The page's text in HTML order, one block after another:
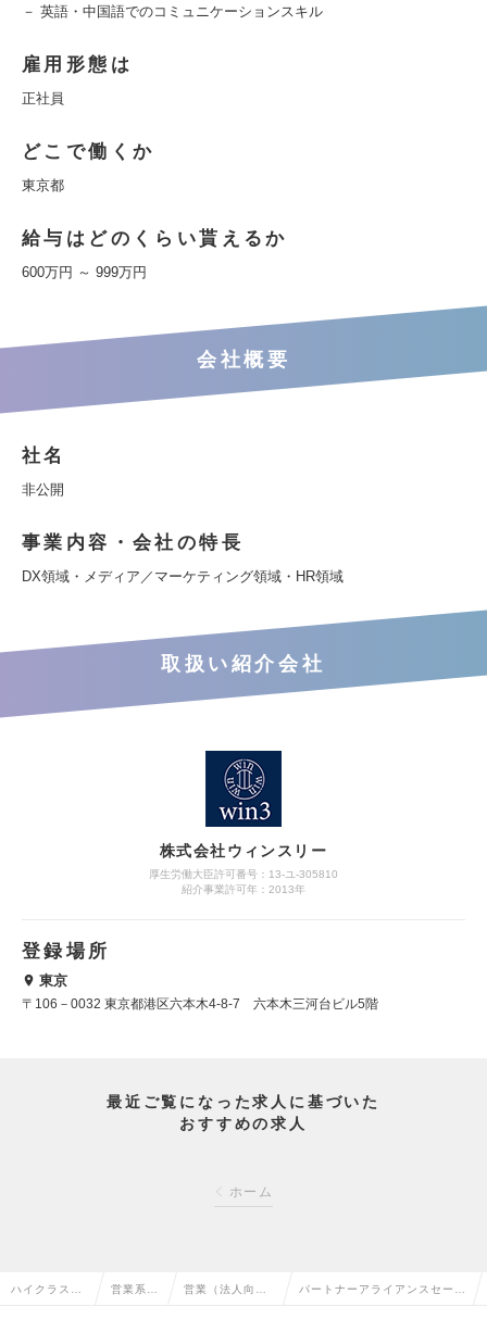
－ 英語・中国語でのコミュニケーションスキル
雇用形態は
正社員
どこで働くか
東京都
給与はどのくらい貰えるか
600万円 ～ 999万円
会社概要
社名
非公開
事業内容・会社の特長
DX領域・メディア／マーケティング領域・HR領域
取扱い紹介会社
株式会社ウィンスリー
厚生労働大臣許可番号：13-ユ-305810
紹介事業許可年：2013年
登録場所
東京
〒106－0032 東京都港区六本木4-8-7 六本木三河台ビル5階
最近ご覧になった求人に基づいた
おすすめの求人
ホーム
ハイクラス求 営業系の 営業（法人向 パートナーアライアンスセール